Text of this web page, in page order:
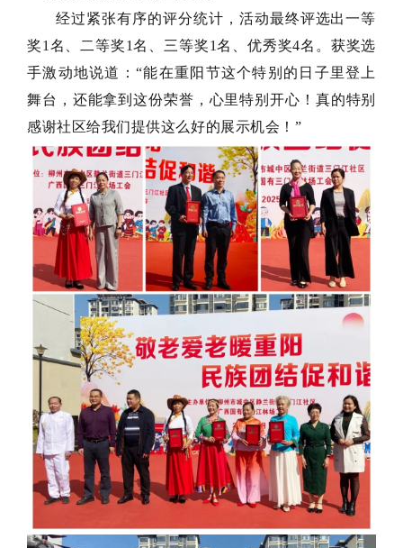
经过紧张有序的评分统计，活动最终评选出一等
奖1名、二等奖1名、三等奖1名、优秀奖4名。获奖选
手激动地说道：“能在重阳节这个特别的日子里登上
舞台，还能拿到这份荣誉，心里特别开心！真的特别
感谢社区给我们提供这么好的展示机会！”